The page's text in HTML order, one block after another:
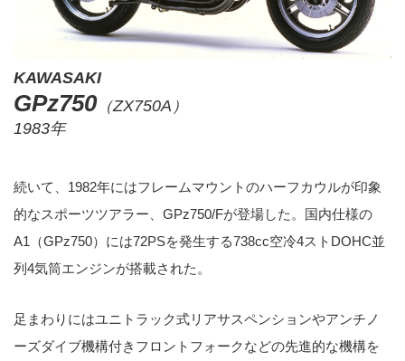
KAWASAKI
GPz750（ZX750A）
1983年
続いて、1982年にはフレームマウントのハーフカウルが印象
的なスポーツツアラー、GPz750/Fが登場した。国内仕様の
A1（GPz750）には72PSを発生する738cc空冷4ストDOHC並
列4気筒エンジンが搭載された。
足まわりにはユニトラック式リアサスペンションやアンチノ
ーズダイブ機構付きフロントフォークなどの先進的な機構を